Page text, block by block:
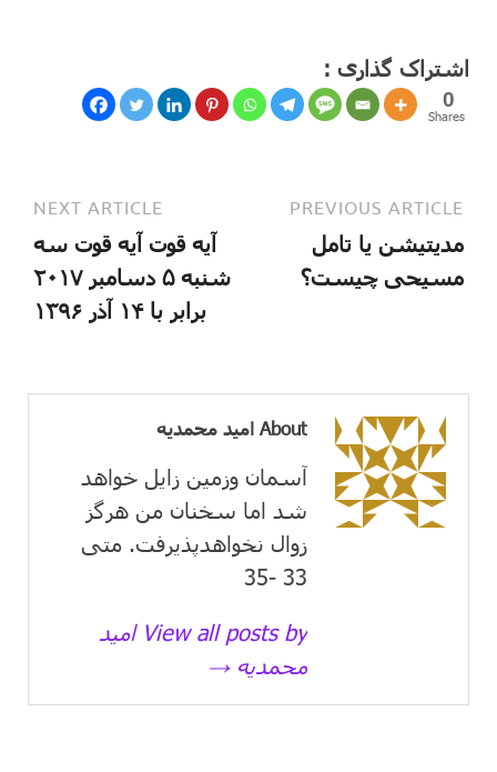
اشتراک گذاری :
0
Shares
PREVIOUS ARTICLE
مدیتیشن یا تامل
مسیحی چیست؟
NEXT ARTICLE
آیه قوت آیه قوت سه
شنبه ۵ دسامبر ۲۰۱۷
برابر با ۱۴ آذر ۱۳۹۶
About امید محمدیه
آسمان وزمین زايل خواهد
شد اما سخنان من هرگز
زوال نخواهدپذیرفت. متی
33 -35
View all posts by امید
محمدیه →